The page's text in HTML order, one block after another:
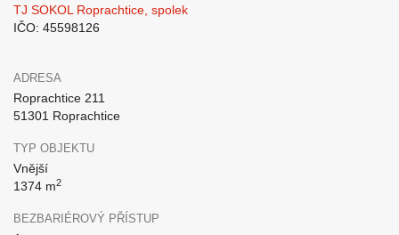
TJ SOKOL Roprachtice, spolek
IČO: 45598126
ADRESA
Roprachtice 211
51301 Roprachtice
TYP OBJEKTU
Vnější
1374 m2
BEZBARIÉROVÝ PŘÍSTUP